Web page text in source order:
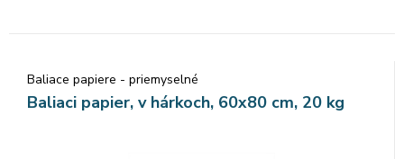
Baliace papiere - priemyselné
Baliaci papier, v hárkoch, 60x80 cm, 20 kg